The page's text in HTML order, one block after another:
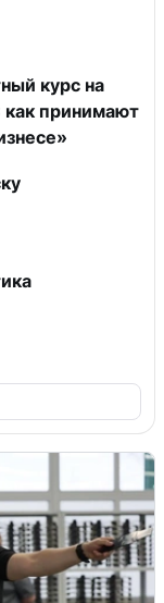
курс на
принимают